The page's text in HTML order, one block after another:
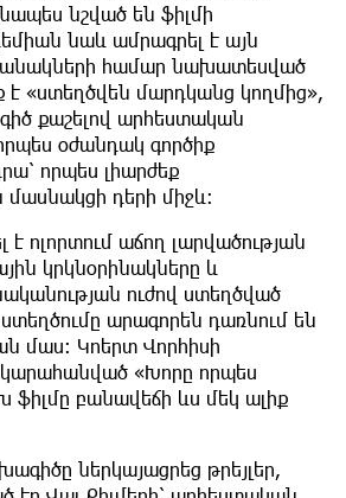
նշված են ֆիլմի
նաև ամրագրել է այն
համար նախատեսված
«ստեղծվեն մարդկանց կողմից»,
քաշելով արհեստական
օժանդակ գործիք
որպես լիարժեք
դերի միջև։
է ոլորտում աճող լարվածության
կրկնօրինակները և
ուժով ստեղծված
արագորեն դառնում են
մաս։ Կոերտ Վորհիսի
«Խորը որպես
ֆիլմը բանավեճի ևս մեկ ալիք
ներկայացրեց թրեյլեր,